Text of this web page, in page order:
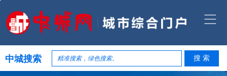
中城搜索